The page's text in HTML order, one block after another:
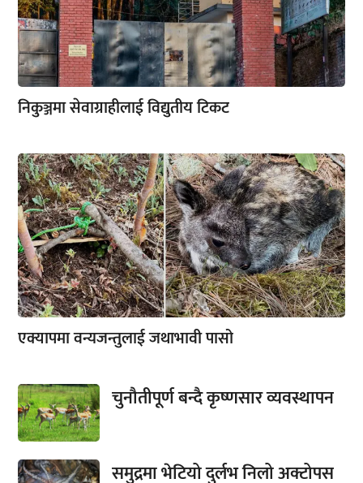
निकुञ्जमा सेवाग्राहीलाई विद्युतीय टिकट
एक्यापमा वन्यजन्तुलाई जथाभावी पासो
चुनौतीपूर्ण बन्दै कृष्णसार व्यवस्थापन
समुद्रमा भेटियो दुर्लभ निलो अक्टोपस